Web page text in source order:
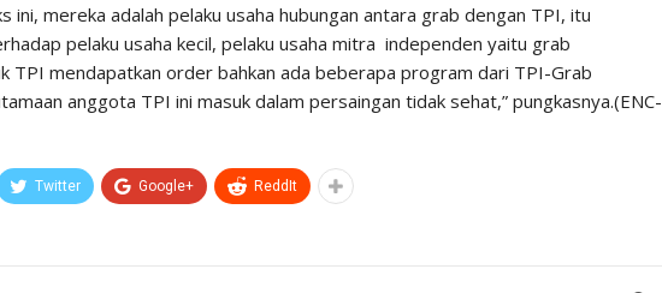
ini, mereka adalah pelaku usaha hubungan antara grab dengan TPI, itu
pelaku usaha kecil, pelaku usaha mitra independen yaitu grab
TPI mendapatkan order bahkan ada beberapa program dari TPI-Grab
anggota TPI ini masuk dalam persaingan tidak sehat,” pungkasnya.(ENC-
Twitter Google+ ReddIt